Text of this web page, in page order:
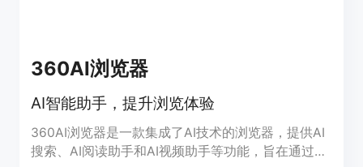
360AI浏览器
AI智能助手，提升浏览体验
360AI浏览器是一款集成了AI技术的浏览器，提供AI
搜索、AI阅读助手和AI视频助手等功能，旨在通过智